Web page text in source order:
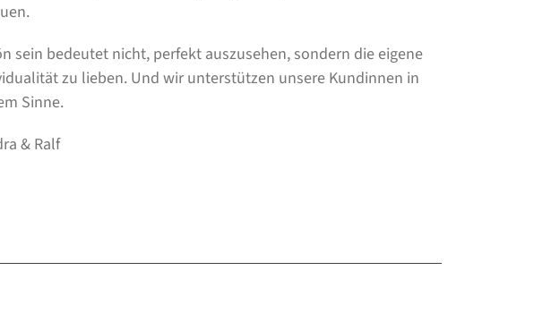
sein bedeutet nicht, perfekt auszusehen, sondern die eigene
zu lieben. Und wir unterstützen unsere Kundinnen in
Sinne.
& Ralf